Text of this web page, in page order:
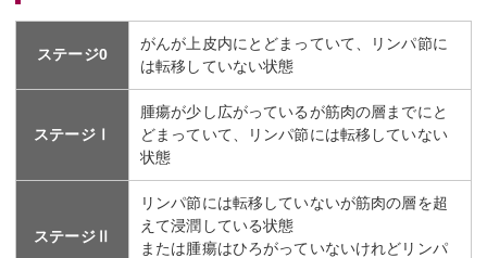
ステージ0
がんが上皮内にとどまっていて、リンパ節に
は転移していない状態
ステージⅠ
腫瘍が少し広がっているが筋肉の層までにと
どまっていて、リンパ節には転移していない
状態
ステージⅡ
リンパ節には転移していないが筋肉の層を超
えて浸潤している状態
または腫瘍はひろがっていないけれどリンパ